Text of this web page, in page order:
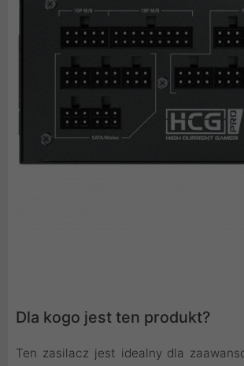
Dla kogo jest ten produkt?
Ten zasilacz jest idealny dla